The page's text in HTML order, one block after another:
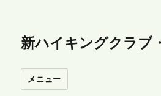
新ハイキングクラブ
メニュー